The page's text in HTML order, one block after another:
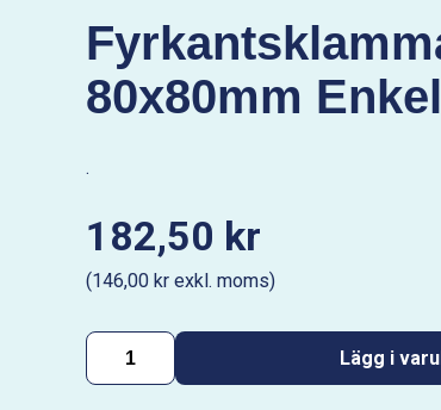
80x80mm Enkel
.
182,50 kr
(146,00 kr exkl. moms)
Lägg i